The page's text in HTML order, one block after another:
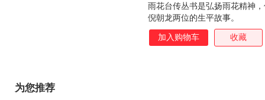
雨花台传丛书是弘扬雨花精神
倪朝龙两位的生平故事。
加入购物车 收藏
为您推荐